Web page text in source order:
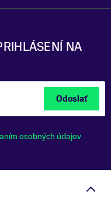
NA
Odoslať
osobných údajov